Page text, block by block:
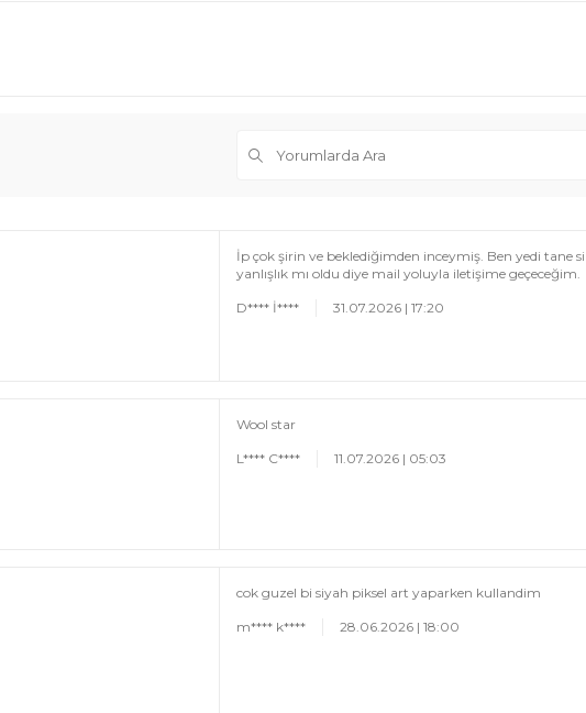
İp çok şirin ve beklediğimden inceymiş. Ben yedi tane
yanlışlık mı oldu diye mail yoluyla iletişime geçeceğim.
D**** İ**** 31.07.2026 | 17:20
Wool star
L**** C**** 11.07.2026 | 05:03
cok guzel bi siyah piksel art yaparken kullandim
m**** k**** 28.06.2026 | 18:00